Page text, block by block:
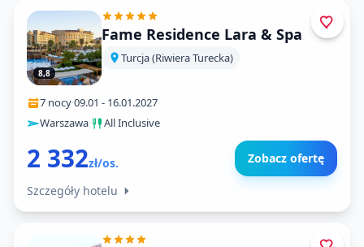
8,8
Fame Residence Lara & Spa
Turcja (Riwiera Turecka)
7 nocy·09.01 - 16.01.2027
Warszawa· All Inclusive
2 332zł/os. Zobacz ofertę
Szczegóły hotelu